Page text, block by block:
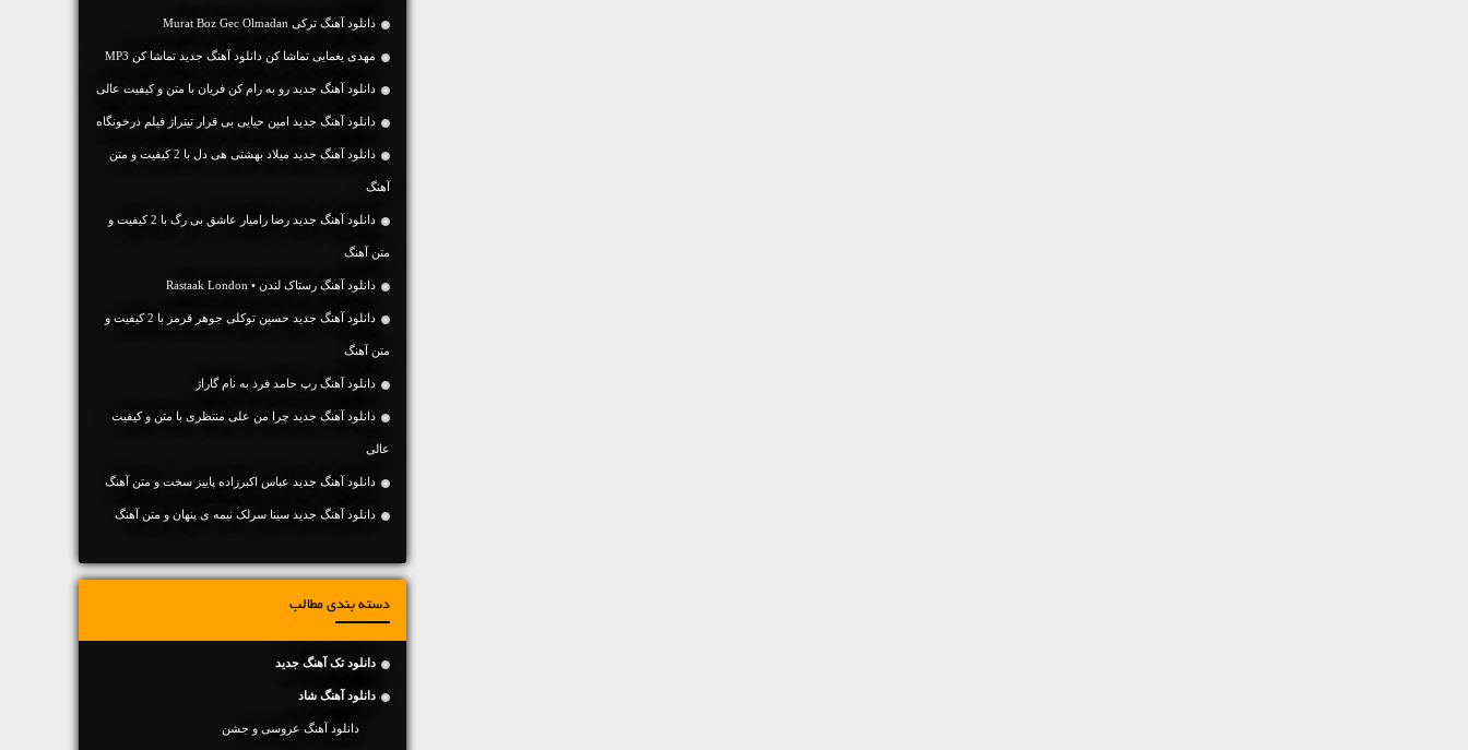
دانلود آهنگ ترکی Murat Boz Gec Olmadan
مهدی یغمایی تماشا کن دانلود آهنگ جدید تماشا کن MP3
دانلود آهنگ جديد رو به رام کن فریان با متن و کیفیت عالی
دانلود آهنگ جدید امین حیایی بی قرار تیتراژ فیلم درخونگاه
دانلود آهنگ جديد میلاد بهشتی هی دل با 2 کیفیت و متن
آهنگ
دانلود آهنگ جديد رضا رامیار عاشق بی رگ با 2 کیفیت و
متن آهنگ
دانلود آهنگ رستاک لندن • Rastaak London
دانلود آهنگ جديد حسین توکلی جوهر قرمز با 2 کیفیت و
متن آهنگ
دانلود آهنگ رپ حامد فرد به نام گاراژ
دانلود آهنگ جديد چرا من علی منتظری با متن و کیفیت
عالی
دانلود آهنگ جديد عباس اکبرزاده پاییز سخت و متن آهنگ
دانلود آهنگ جديد سینا سرلک نیمه ی پنهان و متن آهنگ
دسته بندی مطالب
دانلود تک آهنگ جدید
دانلود آهنگ شاد
دانلود آهنگ عروسی و جشن